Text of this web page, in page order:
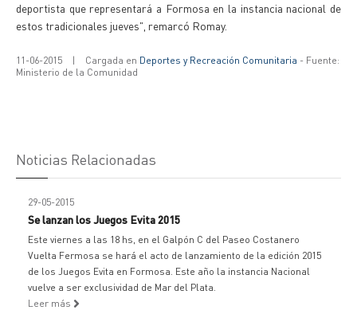
deportista que representará a Formosa en la instancia nacional de
estos tradicionales jueves", remarcó Romay.
11-06-2015 | Cargada en Deportes y Recreación Comunitaria - Fuente:
Ministerio de la Comunidad
Noticias Relacionadas
29-05-2015
Se lanzan los Juegos Evita 2015
Este viernes a las 18 hs, en el Galpón C del Paseo Costanero
Vuelta Fermosa se hará el acto de lanzamiento de la edición 2015
de los Juegos Evita en Formosa. Este año la instancia Nacional
vuelve a ser exclusividad de Mar del Plata.
Leer más